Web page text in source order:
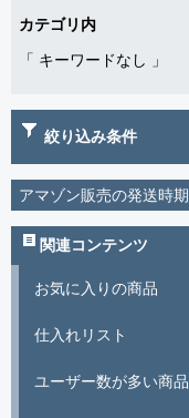
カテゴリ内
「 キーワードなし 」
絞り込み条件
アマゾン販売の発送時期
関連コンテンツ
お気に入りの商品
仕入れリスト
ユーザー数が多い商品